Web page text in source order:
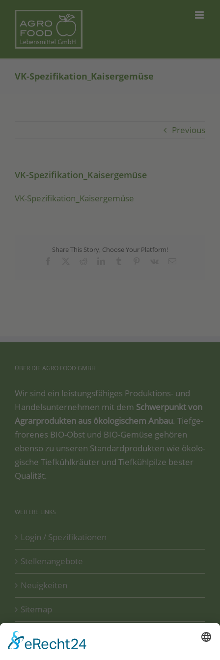
content
VK-Spezifikation_Kaisergemüse
Previous
VK-Spezifikation_Kaisergemüse
VK-Spe­zi­fi­ka­ti­on_­Kai­ser­ge­mü­se
Share This Story, Choose Your Platform!
ÜBER DIE AGRO FOOD GMBH
Wir sind ein leis­tungs­fä­hi­ges Pro­duk­ti­ons- und
Han­dels­un­ter­neh­men mit dem Schwer­punkt von
Agrar­pro­duk­ten aus öko­lo­gi­schem Anbau. Tief­ge­
fro­re­nes BIO-Obst und BIO-Gemü­se gehö­ren
eben­so zu unse­ren Stan­dard­pro­duk­ten wie öko­lo­
gi­sche Tief­kühl­kräu­ter und Tief­kühl­pil­ze bes­ter
Qualität.
WEITERE LINKS
Login / Spezifikationen
Stellenangebote
Neuigkeiten
Sitemap
Disclaimer